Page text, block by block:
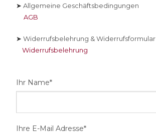
➤ Allgemeine Geschäftsbedingungen
AGB
➤Widerrufsbelehrung & Widerrufsformular
Widerrufsbelehrung
Ihr Name*
Ihre E-Mail Adresse*